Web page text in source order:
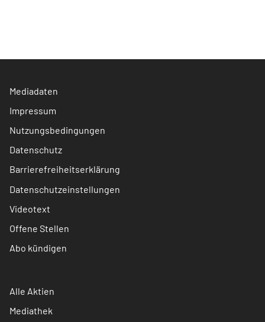
Mediadaten
Impressum
Nutzungsbedingungen
Datenschutz
Barrierefreiheitserklärung
Datenschutzeinstellungen
Videotext
Offene Stellen
Abo kündigen
Alle Aktien
Mediathek